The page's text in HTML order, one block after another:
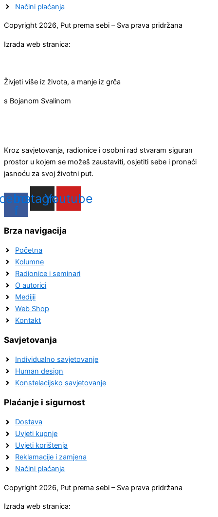
Načini plaćanja
Copyright 2026, Put prema sebi – Sva prava pridržana
Izrada web stranica:
Živjeti više iz života, a manje iz grča
s Bojanom Svalinom
Kroz savjetovanja, radionice i osobni rad stvaram siguran
prostor u kojem se možeš zaustaviti, osjetiti sebe i pronaći
jasnoću za svoj životni put.
f
Instagram
Youtube
Brza navigacija
Početna
Kolumne
Radionice i seminari
O autorici
Medijii
Web Shop
Kontakt
Savjetovanja
Individualno savjetovanje
Human design
Konstelacijsko savjetovanje
Plaćanje i sigurnost
Dostava
Uvjeti kupnje
Uvjeti korištenja
Reklamacije i zamjena
Načini plaćanja
Copyright 2026, Put prema sebi – Sva prava pridržana
Izrada web stranica: